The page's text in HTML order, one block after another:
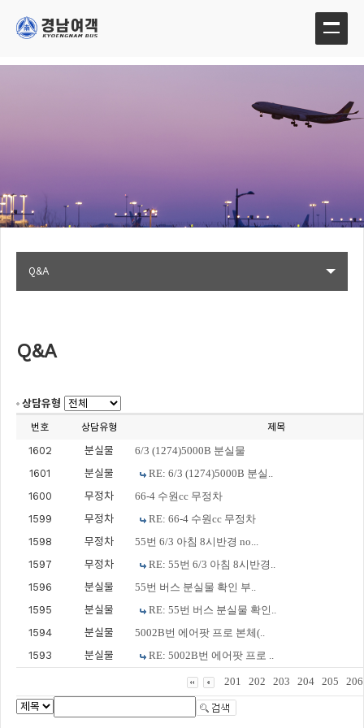
Q&A
Q&A
상담유형
번호 상담유형 제목
1602 분실물
6/3 (1274)5000B 분실물
1601
분실물
RE: 6/3 (1274)5000B 분실..
1600
무정차
66-4 수원cc 무정차
1599
무정차
RE: 66-4 수원cc 무정차
1598
무정차
55번 6/3 아침 8시반경 no...
1597
무정차
RE: 55번 6/3 아침 8시반경..
1596
분실물
55번 버스 분실물 확인 부..
1595
분실물
RE: 55번 버스 분실물 확인..
1594
분실물
5002B번 에어팟 프로 본체(..
1593
분실물 RE: 5002B번 에어팟 프로 ..
201 202 203 204 205 206